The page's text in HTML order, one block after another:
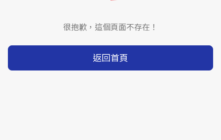
很抱歉，這個頁面不存在！
返回首頁